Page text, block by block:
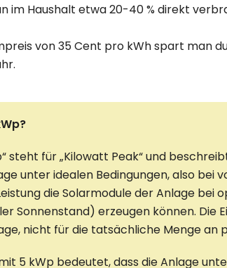
im Haushalt etwa 20-40 % direkt
von 35 Cent pro kWh spart man
steht für „Kilowatt Peak“ und
unter idealen Bedingungen, also bei
die Solarmodule der Anlage bei
Sonnenstand) erzeugen können. Die
nicht für die tatsächliche Menge an
5 kWp bedeutet, dass die Anlage